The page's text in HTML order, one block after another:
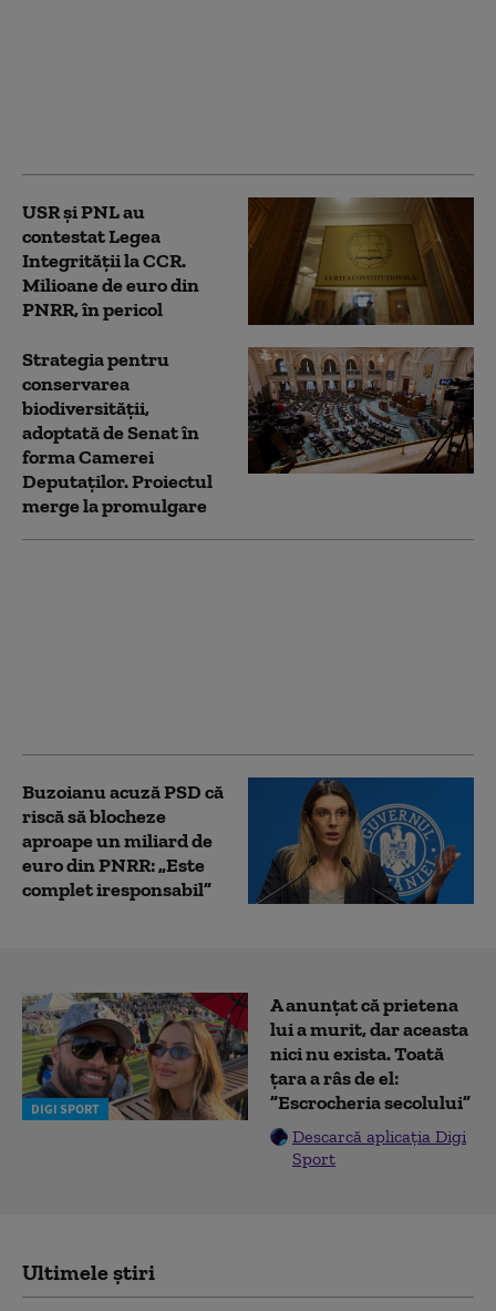
USR și PNL au
contestat Legea
Integrității la CCR.
Milioane de euro din
PNRR, în pericol
Strategia pentru
conservarea
biodiversității,
adoptată de Senat în
forma Camerei
Deputaților. Proiectul
merge la promulgare
Buzoianu acuză PSD că
riscă să blocheze
aproape un miliard de
euro din PNRR: „Este
complet iresponsabil”
DIGI SPORT
A anunțat că prietena
lui a murit, dar aceasta
nici nu exista. Toată
țara a râs de el:
”Escrocheria secolului”
Descarcă aplicația Digi
Sport
Ultimele știri